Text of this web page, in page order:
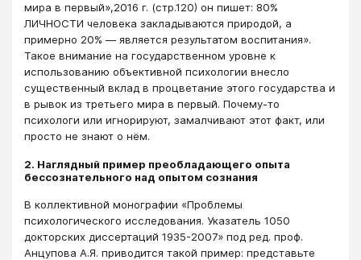
мира в первый»,2016 г. (стр.120) он пишет: 80%
ЛИЧНОСТИ человека закладываются природой, а
примерно 20% ― является результатом воспитания».
Такое внимание на государственном уровне к
использованию объективной психологии внесло
существенный вклад в процветание этого государства и
в рывок из третьего мира в первый. Почему-то
психологи или игнорируют, замалчивают этот факт, или
просто не знают о нём.
2. Наглядный пример преобладающего опыта
бессознательного над опытом сознания
В коллективной монографии «Проблемы
психологического исследования. Указатель 1050
докторских диссертаций 1935-2007» под ред. проф.
Анцупова А.Я. приводится такой пример: представьте